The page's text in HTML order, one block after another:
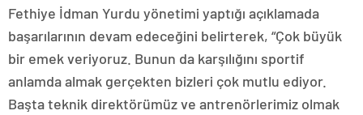
Fethiye İdman Yurdu yönetimi yaptığı açıklamada
başarılarının devam edeceğini belirterek, “Çok büyük
bir emek veriyoruz. Bunun da karşılığını sportif
anlamda almak gerçekten bizleri çok mutlu ediyor.
Başta teknik direktörümüz ve antrenörlerimiz olmak